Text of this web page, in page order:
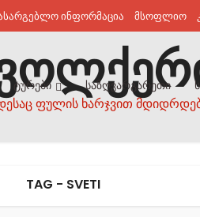
ინფორმაცია მსოფლიო
ფულის ხარჯვით
ტურები საზღვარგარეთი
TAG - SVETI